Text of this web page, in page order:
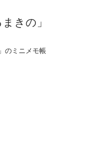
きの」
のミニメモ帳